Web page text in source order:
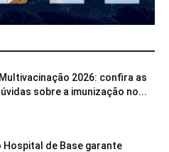
2026: confira as
sobre a imunização no...
Hospital de Base garante